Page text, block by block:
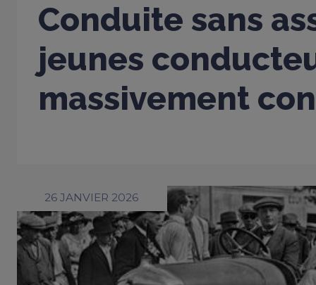
Conduite sans
jeunes
massivement
26 JANVIER 2026